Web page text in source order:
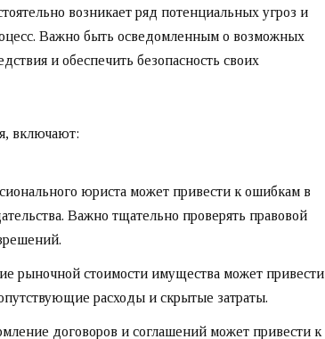
возникает ряд потенциальных угроз и
Важно быть осведомленным о возможных
и обеспечить безопасность своих
включают:
юриста может привести к ошибкам в
Важно тщательно проверять правовой
рыночной стоимости имущества может привести
расходы и скрытые затраты.
договоров и соглашений может привести к